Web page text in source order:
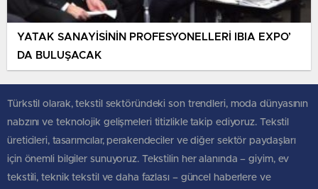
YATAK SANAYİSİNİN PROFESYONELLERİ IBIA EXPO’
DA BULUŞACAK
Türkstil olarak, tekstil sektöründeki son trendleri, moda dünyasının
nabzını ve teknolojik gelişmeleri titizlikle takip ediyoruz. Tekstil
üreticileri, tasarımcılar, perakendeciler ve diğer sektör paydaşları
için önemli bilgiler sunuyoruz. Tekstilin her alanında – giyim, ev
tekstili, teknik tekstil ve daha fazlası – güncel haberlere ve